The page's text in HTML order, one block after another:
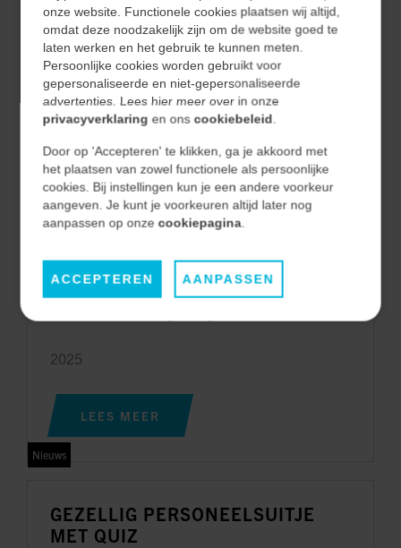
nu Certified Machinery Safety Expert (CMSE),
een...
2025
LEES MEER
Nieuws
Recent hebben wij 10 nieuwe SEAT Ibiza-
2025
LEES MEER
Nieuws
GEZELLIG PERSONEELSUITJE
MET QUIZ
onze website. Functionele cookies plaatsen wij altijd,
omdat deze noodzakelijk zijn om de website goed te
laten werken en het gebruik te kunnen meten.
Persoonlijke cookies worden gebruikt voor
gepersonaliseerde en niet-gepersonaliseerde
advertenties. Lees hier meer over in onze
privacyverklaring en onscookiebeleid .
Door op 'Accepteren' te klikken, ga je akkoord met
het plaatsen van zowel functionele als persoonlijke
cookies. Bij instellingen kun je een andere voorkeur
aangeven. Je kunt je voorkeuren altijd later nog
aanpassen op onzecookiepagina.
ACCEPTEREN AANPASSEN